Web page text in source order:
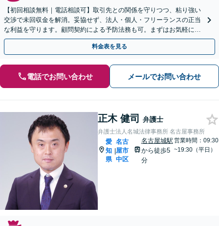
【初回相談無料｜電話相談可】取引先との関係を守りつつ、粘り強い
交渉で未回収金を解消。妥協せず、法人・個人・フリーランスの正当
な利益を守ります。顧問契約による予防法務も可。まずはお気軽にご
相談ください【完全個室｜浄心駅2分｜メール予約可】
料金表を見る
電話でお問い合わせ メールでお問い合わせ
正木 健司 弁護士
弁護士法人名城法律事務所 名古屋事務所
愛
知
県
|
名古
屋市
中区
名古屋城駅
から徒歩5
分
営業時間：09:30
~19:30（平日）